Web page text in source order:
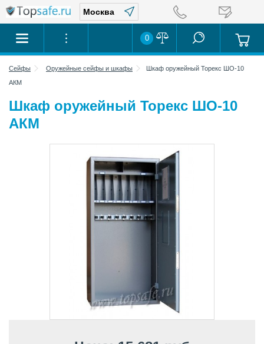
0
Сейфы Оружейные сейфы и шкафы
Шкаф оружейный Торекс ШО-10
АКМ
Шкаф оружейный Торекс ШО-10
АКМ